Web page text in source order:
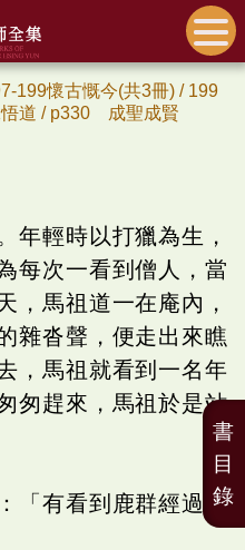
199懷古慨今(共3冊) / 199
道 / p330 成聖成賢
年輕時以打獵為生，
每次一看到僧人，當
，馬祖道一在庵內，
雜沓聲，便走出來瞧
，馬祖就看到一名年
匆趕來，馬祖於是站
「有看到鹿群經過這
書
目
錄